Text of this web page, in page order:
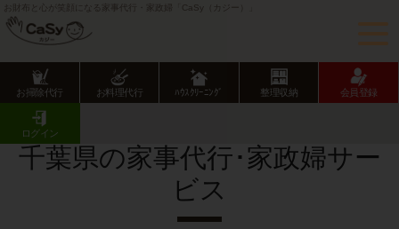
お財布と心が笑顔になる家事代行・家政婦「CaSy（カジー）」
お掃除代行 お料理代行 ﾊｳｽｸﾘｰﾆﾝｸﾞ 整理収納 会員登録
ログイン
CaSy TOP
千葉県の家事代行･家政婦サー
ビス